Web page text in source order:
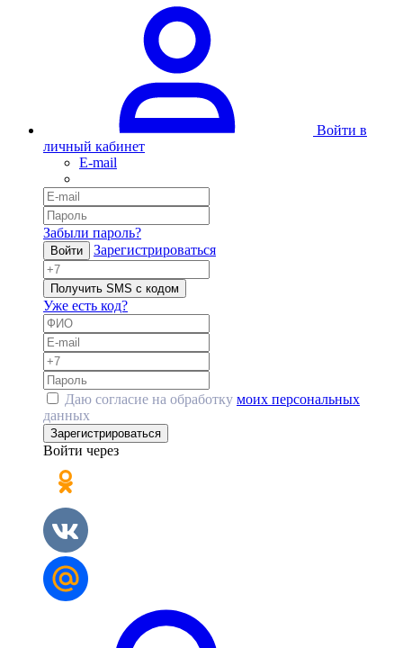
Войти в
личный кабинет
E-mail
Забыли пароль?
Войти Зарегистрироваться
Получить SMS с кодом
Уже есть код?
Даю согласие на обработку моих персональных
данных
Зарегистрироваться
Войти через